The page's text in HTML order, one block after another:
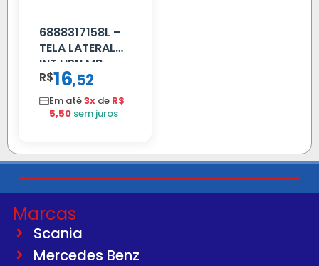
6888317158L –
TELA LATERAL
INT HPN MB
709/MB 1618 LD
TELA
R$16,52
Em até3x de R$
5,50 sem juros
Marcas
Scania
Mercedes Benz